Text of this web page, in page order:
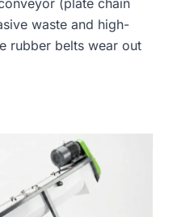
(plate chain
waste and high-
rubber belts wear out